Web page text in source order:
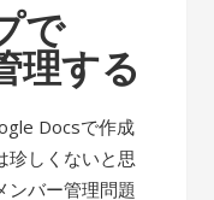
で
理する
Docsで作成
珍しくないと思
ンバー管理問題